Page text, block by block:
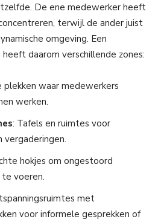
De ene medewerker heeft
terwijl de ander juist
omgeving. Een
daarom verschillende zones:
plekken waar medewerkers
werken.
: Tafels en ruimtes voor
vergaderingen.
hokjes om ongestoord
voeren.
met
voor informele gesprekken of